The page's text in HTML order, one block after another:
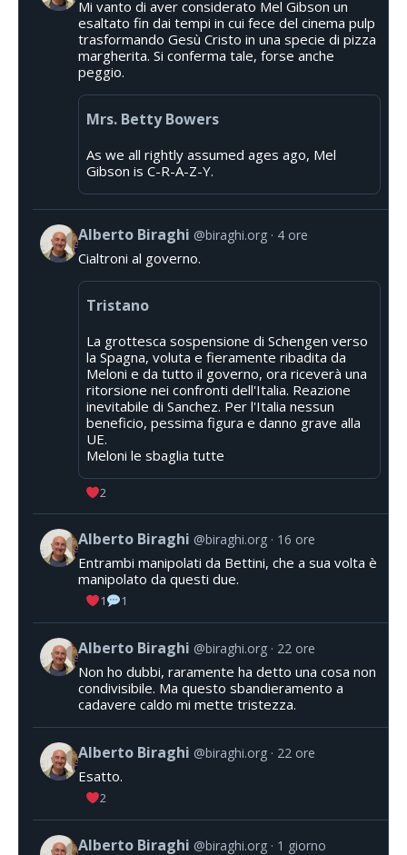
Mi vanto di aver considerato Mel Gibson un
esaltato fin dai tempi in cui fece del cinema pulp
trasformando Gesù Cristo in una specie di pizza
margherita. Si conferma tale, forse anche
peggio.
Mrs. Betty Bowers
As we all rightly assumed ages ago, Mel
Gibson is C-R-A-Z-Y.
Alberto Biraghi @biraghi.org 4 ore
Cialtroni al governo.
Tristano
La grottesca sospensione di Schengen verso
la Spagna, voluta e fieramente ribadita da
Meloni e da tutto il governo, ora riceverà una
ritorsione nei confronti dell'Italia. Reazione
inevitabile di Sanchez. Per l'Italia nessun
beneficio, pessima figura e danno grave alla
UE.
Meloni le sbaglia tutte
2
Alberto Biraghi @biraghi.org 16 ore
Entrambi manipolati da Bettini, che a sua volta è
manipolato da questi due.
1 1
Alberto Biraghi @biraghi.org 22 ore
Non ho dubbi, raramente ha detto una cosa non
condivisibile. Ma questo sbandieramento a
cadavere caldo mi mette tristezza.
Alberto Biraghi @biraghi.org 22 ore
Esatto.
2
Alberto Biraghi @biraghi.org 1 giorno